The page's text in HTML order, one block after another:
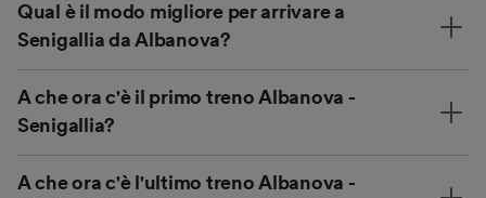
Qual è il modo migliore per arrivare a
Senigallia da Albanova?
A che ora c'è il primo treno Albanova -
Senigallia?
A che ora c'è l'ultimo treno Albanova -